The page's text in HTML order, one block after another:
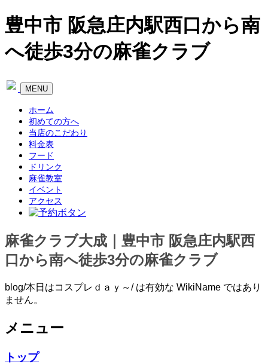
豊中市 阪急庄内駅西口から南
へ徒歩3分の麻雀クラブ
Toggle
navigation
MENU
ホーム
初めての方へ
当店のこだわり
料金表
フード
ドリンク
麻雀教室
イベント
アクセス
麻雀クラブ大成｜豊中市 阪急庄内駅西
口から南へ徒歩3分の麻雀クラブ
blog/本日はコスプレｄａｙ～/ は有効な WikiName ではあり
ません。
メニュー
トップ